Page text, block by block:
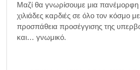
Μαζί θα γνωρίσουμε μια πανέμορφη
χιλιάδες καρδιές σε όλο τον κόσμο
προσπάθεια προσέγγισης της
και… γνωμικό.